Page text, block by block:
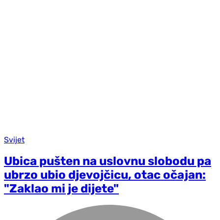
Svijet
Ubica pušten na uslovnu slobodu pa
ubrzo ubio djevojčicu, otac očajan:
"Zaklao mi je dijete"